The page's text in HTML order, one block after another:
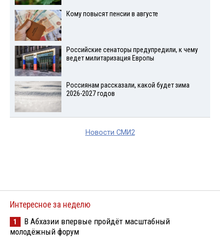
Кому повысят пенсии в августе
Российские сенаторы предупредили, к чему
ведет милитаризация Европы
Россиянам рассказали, какой будет зима
2026-2027 годов
Новости СМИ2
Интересное за неделю
1
В Абхазии впервые пройдёт масштабный
молодёжный форум